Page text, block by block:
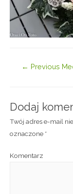
← Previous
Dodaj
Twój adres e-mail
oznaczone *
Komentarz